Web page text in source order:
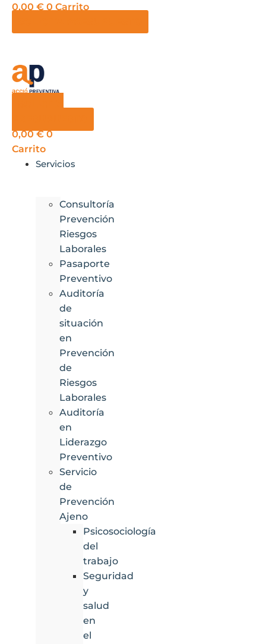
0,00 € 0 Carrito
0,00€ 0
Carrito
Servicios
Consultoría
Prevención
Riesgos
Laborales
Pasaporte
Preventivo
Auditoría
de
situación
en
Prevención
de
Riesgos
Laborales
Auditoría
en
Liderazgo
Preventivo
Servicio
de
Prevención
Ajeno
Psicosociología
del
trabajo
Seguridad
y
salud
en
el